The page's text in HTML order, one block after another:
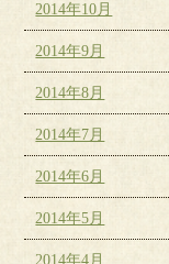
2014年10月
2014年9月
2014年8月
2014年7月
2014年6月
2014年5月
2014年4月